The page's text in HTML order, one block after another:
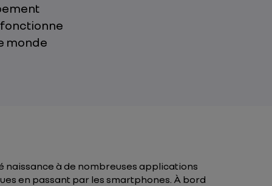
monde
naissance à de nombreuses applications
en passant par les smartphones. À bord